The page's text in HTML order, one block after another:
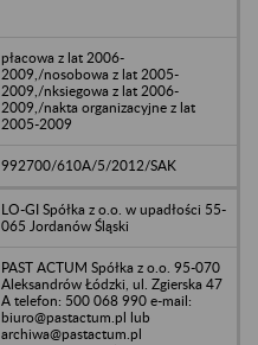
płacowa z lat 2006-
2009,/nosobowa z lat 2005-
2009,/nksiegowa z lat 2006-
2009,/nakta organizacyjne z lat
2005-2009
992700/610A/5/2012/SAK
LO-GI Spółka z o.o. w upadłości 55-
065 Jordanów Śląski
PAST ACTUM Spółka z o.o. 95-070
Aleksandrów Łódzki, ul. Zgierska 47
A telefon: 500 068 990 e-mail:
biuro@pastactum.pl lub
archiwa@pastactum.pl